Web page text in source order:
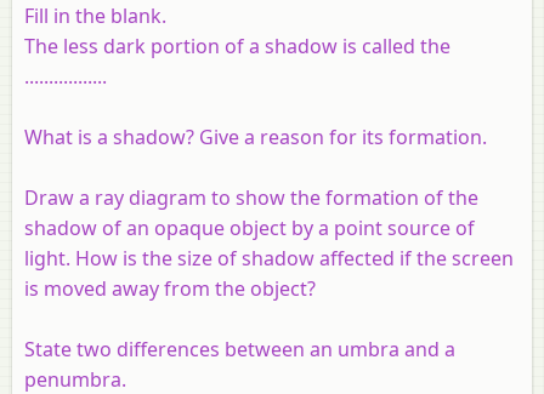
Fill in the blank.
The less dark portion of a shadow is called the
.................
What is a shadow? Give a reason for its formation.
Draw a ray diagram to show the formation of the
shadow of an opaque object by a point source of
light. How is the size of shadow affected if the screen
is moved away from the object?
State two differences between an umbra and a
penumbra.